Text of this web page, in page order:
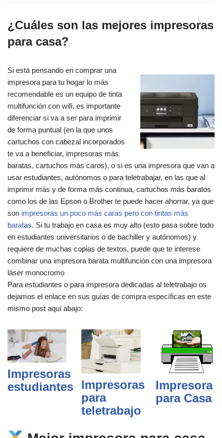
¿Cuáles son las mejores impresoras
para casa?
Si está pensando en comprar una
impresora para tu hogar lo más
recomendable es un equipo de tinta
multifunción con wifi, es importante
diferenciar si va a ser para imprimir
de forma puntual (en la que unos
cartuchos con cabezal incorporados
te va a beneficiar, impresoras más
baratas, cartuchos más caros), o si es una impresora que van a
usar estudiantes, autónomos o para teletrabajar, en las que al
imprimir más y de forma más continua, cartuchos más baratos
como los de las Epson o Brother te puede hacer ahorrar, ya que
son impresoras un poco más caras pero con tintas más
baratas. Si tu trabajo en casa es muy alto (esto pasa sobre todo
en estudiantes universitarios o de bachiller y autónomos) y
requiere de muchas copias de textos, puede que te interese
combinar una impresora barata multifunción con una impresora
láser monocromo
Para estudiantes o para impresora dedicadas al teletrabajo os
dejamos el enlace en sus guías de compra específicas en este
mismo post aquí abajo:
Impresoras
estudiantes
Impresoras
para
teletrabajo
Impresora
para Casa